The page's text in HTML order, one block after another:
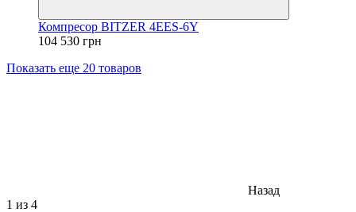
Компресор BITZER 4EES-6Y
104 530 грн
Показать еще 20 товаров
Назад
1 из 4